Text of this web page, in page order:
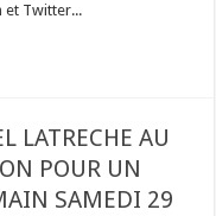
et Twitter...
LATRECHE AU
POUR UN
SAMEDI 29